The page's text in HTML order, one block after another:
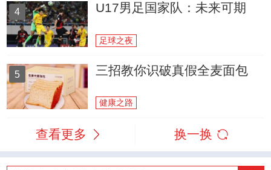
4 U17男足国家队：未来可期
足球之夜
5 三招教你识破真假全麦面包
健康之路
查看更多 换一换